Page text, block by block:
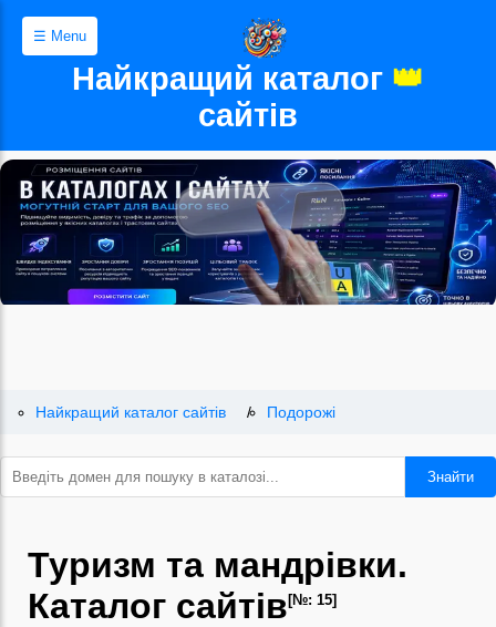
☰ Menu
Найкращий каталог 👑
сайтів
Найкращий каталог сайтів Подорожі
Знайти
Туризм та мандрівки.
Каталог сайтів [№: 15]